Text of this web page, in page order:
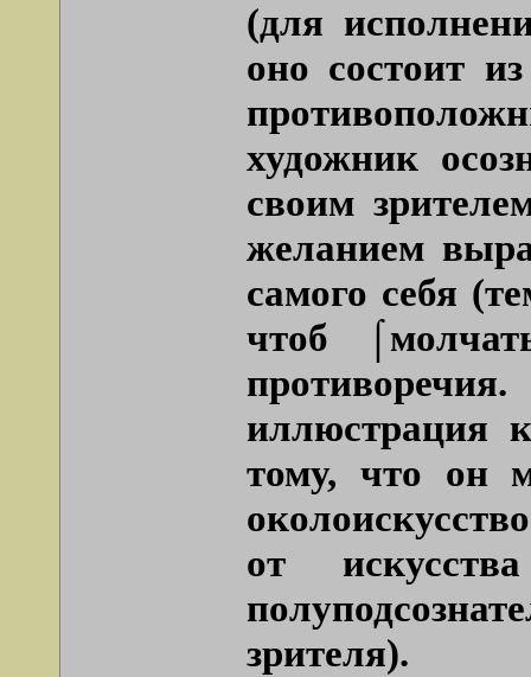
(для
оно состоит
художник
своим
желанием
самого себя
чтоб
иллюстрация
тому, что он
от
зрителя).